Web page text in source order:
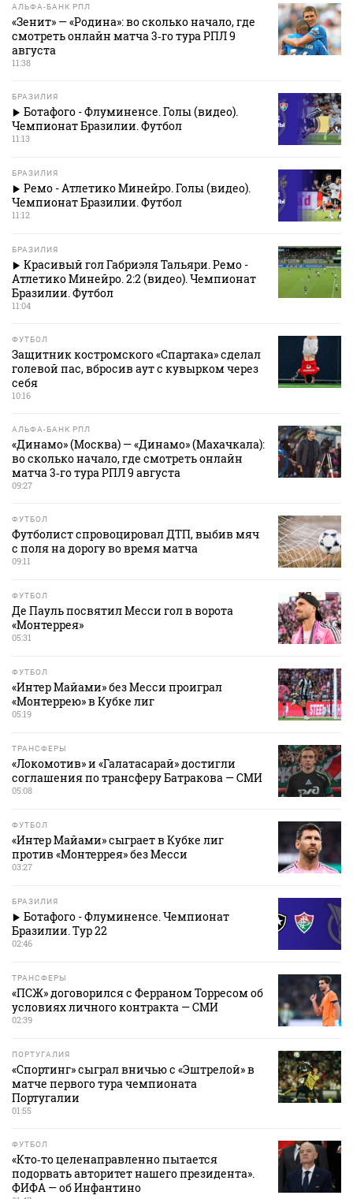
АЛЬФА-БАНК РПЛ
«Зенит» — «Родина»: во сколько начало, где
смотреть онлайн матча 3‑го тура РПЛ 9
августа
11:38
БРАЗИЛИЯ
Ботафого - Флуминенсе. Голы (видео).
Чемпионат Бразилии. Футбол
11:13
БРАЗИЛИЯ
Ремо - Атлетико Минейро. Голы (видео).
Чемпионат Бразилии. Футбол
11:12
БРАЗИЛИЯ
Красивый гол Габриэля Тальяри. Ремо -
Атлетико Минейро. 2:2 (видео). Чемпионат
Бразилии. Футбол
11:04
ФУТБОЛ
Защитник костромского «Спартака» сделал
голевой пас, вбросив аут с кувырком через
себя
10:16
АЛЬФА-БАНК РПЛ
«Динамо» (Москва) — «Динамо» (Махачкала):
во сколько начало, где смотреть онлайн
матча 3‑го тура РПЛ 9 августа
09:27
ФУТБОЛ
Футболист спровоцировал ДТП, выбив мяч
с поля на дорогу во время матча
09:11
ФУТБОЛ
Де Пауль посвятил Месси гол в ворота
«Монтеррея»
05:31
ФУТБОЛ
«Интер Майами» без Месси проиграл
«Монтеррею» в Кубке лиг
05:19
ТРАНСФЕРЫ
«Локомотив» и «Галатасарай» достигли
соглашения по трансферу Батракова — СМИ
05:08
ФУТБОЛ
«Интер Майами» сыграет в Кубке лиг
против «Монтеррея» без Месси
03:27
БРАЗИЛИЯ
Ботафого - Флуминенсе. Чемпионат
Бразилии. Тур 22
02:46
ТРАНСФЕРЫ
«ПСЖ» договорился с Ферраном Торресом об
условиях личного контракта — СМИ
02:39
ПОРТУГАЛИЯ
«Спортинг» сыграл вничью с «Эштрелой» в
матче первого тура чемпионата
Португалии
01:55
ФУТБОЛ
«Кто‑то целенаправленно пытается
подорвать авторитет нашего президента».
ФИФА — об Инфантино